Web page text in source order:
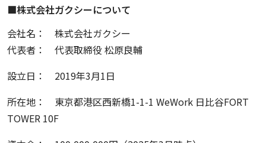
■株式会社ガクシーについて
会社名： 株式会社ガクシー
代表者： 代表取締役 松原良輔
設立日： 2019年3月1日
所在地： 東京都港区西新橋1-1-1 WeWork 日比谷FORT
TOWER 10F